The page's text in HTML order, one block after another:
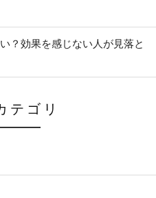
？効果を感じない人が見落と
テゴリ